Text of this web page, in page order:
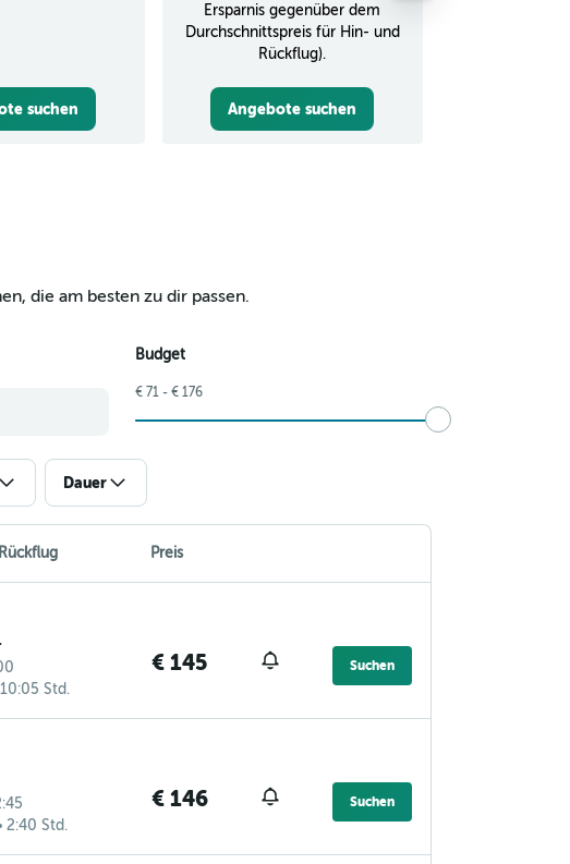
suchen
Ersparnis gegenüber dem
Durchschnittspreis für Hin- und
Rückflug).
Angebote suchen
die am besten zu dir passen.
Budget
€ 71 - € 176
Dauer
Preis
10:05 Std.
€ 145 Suchen
2:40 Std.
€ 146 Suchen